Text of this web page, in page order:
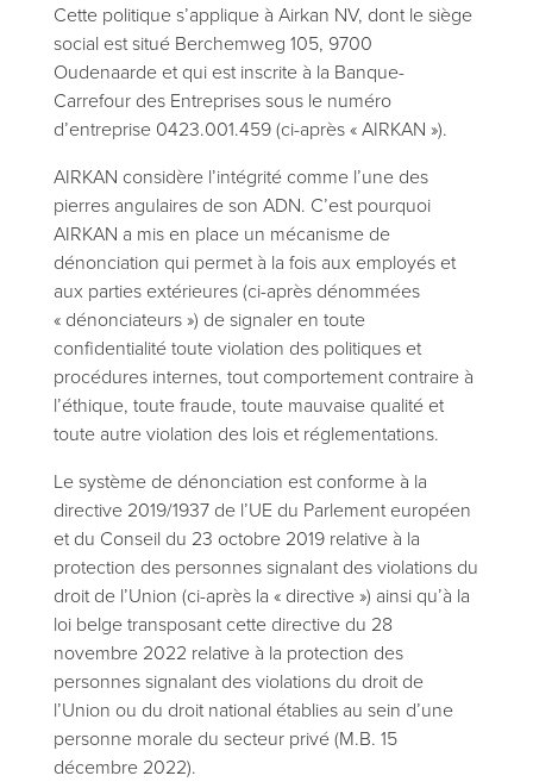
Cette politique s’applique à Airkan NV, dont le siège
social est situé Berchemweg 105, 9700
Oudenaarde et qui est inscrite à la Banque-
Carrefour des Entreprises sous le numéro
d’entreprise 0423.001.459 (ci-après « AIRKAN »).
AIRKAN considère l’intégrité comme l’une des
pierres angulaires de son ADN. C’est pourquoi
AIRKAN a mis en place un mécanisme de
dénonciation qui permet à la fois aux employés et
aux parties extérieures (ci-après dénommées
« dénonciateurs ») de signaler en toute
confidentialité toute violation des politiques et
procédures internes, tout comportement contraire à
l’éthique, toute fraude, toute mauvaise qualité et
toute autre violation des lois et réglementations.
Le système de dénonciation est conforme à la
directive 2019/1937 de l’UE du Parlement européen
et du Conseil du 23 octobre 2019 relative à la
protection des personnes signalant des violations du
droit de l’Union (ci-après la « directive ») ainsi qu’à la
loi belge transposant cette directive du 28
novembre 2022 relative à la protection des
personnes signalant des violations du droit de
l’Union ou du droit national établies au sein d’une
personne morale du secteur privé (M.B. 15
décembre 2022).